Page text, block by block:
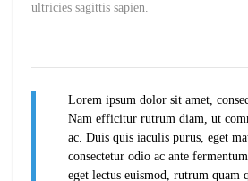
ultricies sagittis sapien.
Lorem ipsum dolor sit amet,
Nam efficitur rutrum diam, ut
ac. Duis quis iaculis purus, eget
consectetur odio ac ante
eget lectus euismod, rutrum quam